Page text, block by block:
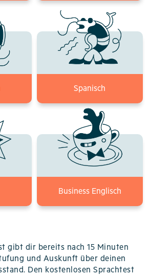
Spanisch
Business Englisch
gibt dir bereits nach 15 Minuten
und Auskunft über deinen
Den kostenlosen Sprachtest